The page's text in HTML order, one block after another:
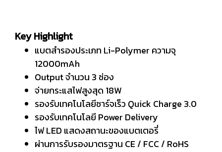
Key Highlight
แบตสำรองประเภท Li-Polymer ความจุ
12000mAh
Output จำนวน 3 ช่อง
จ่ายกระแสไฟสูงสุด 18W
รองรับเทคโนโลยีชาร์จเร็ว Quick Charge 3.0
รองรับเทคโนโลยี Power Delivery
ไฟ LED แสดงสถานะของแบตเตอรี่
ผ่านการรับรองมาตรฐาน CE / FCC / RoHS